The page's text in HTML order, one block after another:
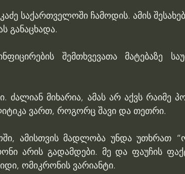
საქართველოში ჩამოდის. ამის
განაცხადა.
შემთხვევათა მატებაზე
ძალიან მიხარია, ამას არ აქვს რაიმე
ვართ, როგორც შავი და თეთრი.
ამისთვის მადლობა უნდა უთხრათ
არის გადამდები. მე და ფაუჩის
ომიკრონის ვარიანტი.